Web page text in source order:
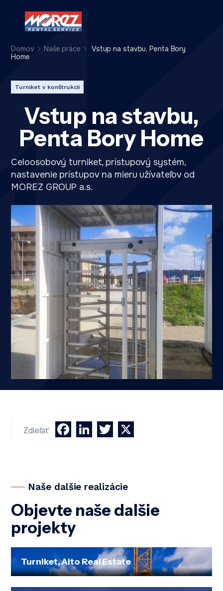
Domov Naše práce
Vstup na stavbu, Penta Bory
Home
Turniket v konštrukcii
Vstup na stavbu,
Penta Bory Home
Celoosobový turniket, prístupový systém,
nastavenie prístupov na mieru užívateľov od
MOREZ GROUP a.s.
Zdieľať Facebook
LinkedIn
Twitter
Naše dalšie realizácie
Objevte naše dalšie
projekty
Turniket, Alto Real Estate